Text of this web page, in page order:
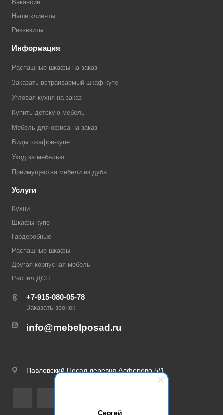
Сергей
Вакансии
Наши клиенты
Реквизиты
Информация
Распашные шкафы на заказ
Заказать встраиваемый шкаф купе
Угловая кухня на заказ
Купить детскую мебель
Мебель для офиса на заказ
Виды шкафов-купе
Уход за мебелью
Преимущества мебели из дуба
Услуги
Кухни
Шкафы-купе
Гардеробные
Распашные шкафы
Другая корпусная мебель
Распил ДСП
+7-915-080-05-78
Заказать звонок
info@mebelposad.ru
Павловский Посад деревня Алферово 5/1